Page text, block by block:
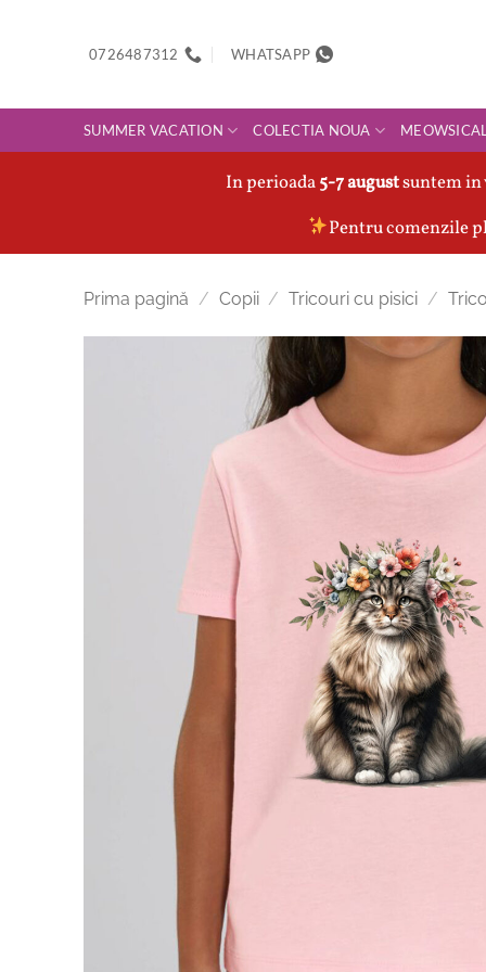
0726487312 WHATSAPP
SUMMER VACATION COLECTIA NOUA
In perioada5-7 augustsuntem in
Pentru comenzile
Prima pagină / Copii / Tricouri cu pisici /